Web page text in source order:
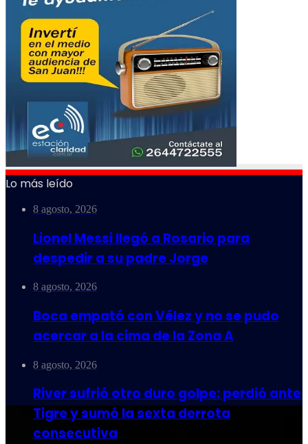
Lo más leído
8 agosto, 2026
Lionel Messi llegó a Rosario para
despedir a su padre Jorge
8 agosto, 2026
Boca empató con Vélez y no se pudo
acercar a la cima de la Zona A
8 agosto, 2026
River sufrió otro duro golpe: perdió ante
Tigre y sumó la sexta derrota
consecutiva